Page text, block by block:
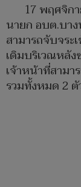
17 พฤศจิก
นายก อบต.บาง
สามารถจับจร
เดิมบริเวณหลั
เจ้าหน้าที่สามา
รวมทั้งหมด 2 ตั